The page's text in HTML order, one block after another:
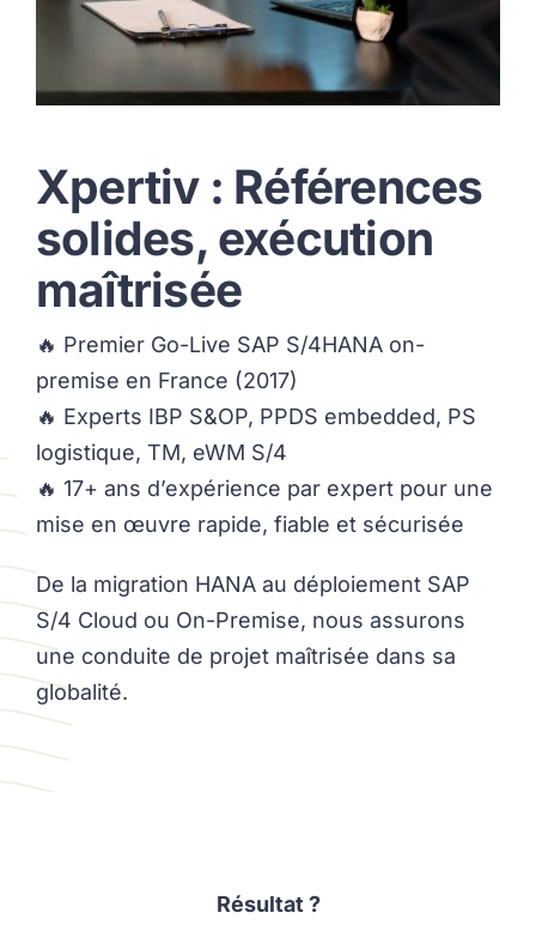
Xpertiv : Références
solides, exécution
maîtrisée
🔥 Premier Go-Live SAP S/4HANA on-
premise en France (2017)
🔥 Experts IBP S&OP, PPDS embedded, PS
logistique, TM, eWM S/4
🔥 17+ ans d’expérience par expert pour une
mise en œuvre rapide, fiable et sécurisée
De la migration HANA au déploiement SAP
S/4 Cloud ou On-Premise, nous assurons
une conduite de projet maîtrisée dans sa
globalité.
Résultat ?